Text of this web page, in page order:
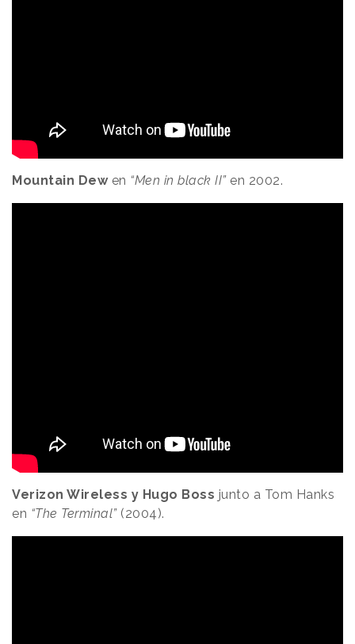
Mountain Dew en “Men in black II”en 2002.
Verizon Wireless y Hugo Boss junto a Tom Hanks
en “The Terminal”(2004).